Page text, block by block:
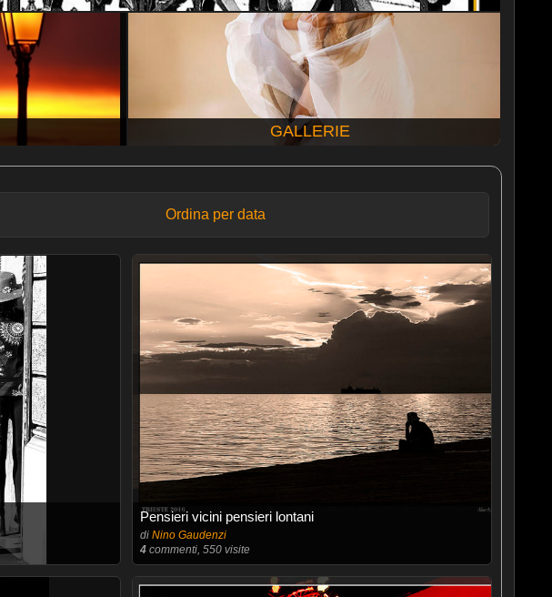
GALLERIE
Ordina per data
Pensieri vicini pensieri lontani
diNino Gaudenzi
4 commenti, 550 visite